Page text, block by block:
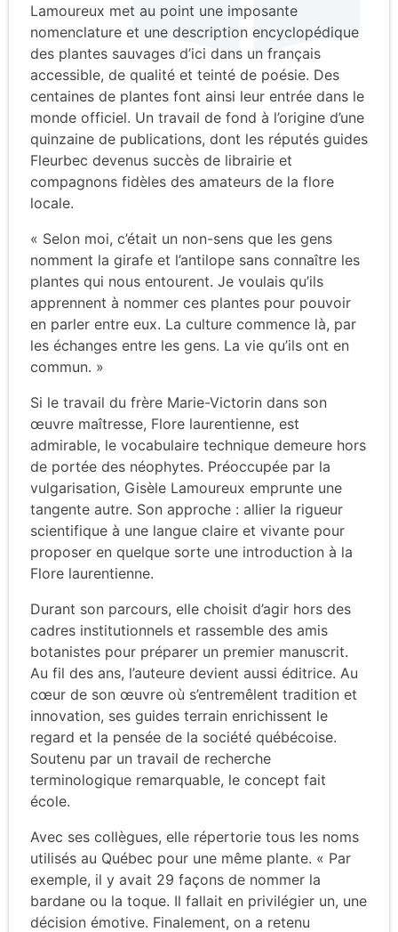
Lamoureux met au point une imposante
nomenclature et une description encyclopédique
des plantes sauvages d’ici dans un français
accessible, de qualité et teinté de poésie. Des
centaines de plantes font ainsi leur entrée dans le
monde officiel. Un travail de fond à l’origine d’une
quinzaine de publications, dont les réputés guides
Fleurbec devenus succès de librairie et
compagnons fidèles des amateurs de la flore
locale.
« Selon moi, c’était un non-sens que les gens
nomment la girafe et l’antilope sans connaître les
plantes qui nous entourent. Je voulais qu’ils
apprennent à nommer ces plantes pour pouvoir
en parler entre eux. La culture commence là, par
les échanges entre les gens. La vie qu’ils ont en
commun. »
Si le travail du frère Marie-Victorin dans son
œuvre maîtresse, Flore laurentienne, est
admirable, le vocabulaire technique demeure hors
de portée des néophytes. Préoccupée par la
vulgarisation, Gisèle Lamoureux emprunte une
tangente autre. Son approche : allier la rigueur
scientifique à une langue claire et vivante pour
proposer en quelque sorte une introduction à la
Flore laurentienne.
Durant son parcours, elle choisit d’agir hors des
cadres institutionnels et rassemble des amis
botanistes pour préparer un premier manuscrit.
Au fil des ans, l’auteure devient aussi éditrice. Au
cœur de son œuvre où s’entremêlent tradition et
innovation, ses guides terrain enrichissent le
regard et la pensée de la société québécoise.
Soutenu par un travail de recherche
terminologique remarquable, le concept fait
école.
Avec ses collègues, elle répertorie tous les noms
utilisés au Québec pour une même plante. « Par
exemple, il y avait 29 façons de nommer la
bardane ou la toque. Il fallait en privilégier un, une
décision émotive. Finalement, on a retenu